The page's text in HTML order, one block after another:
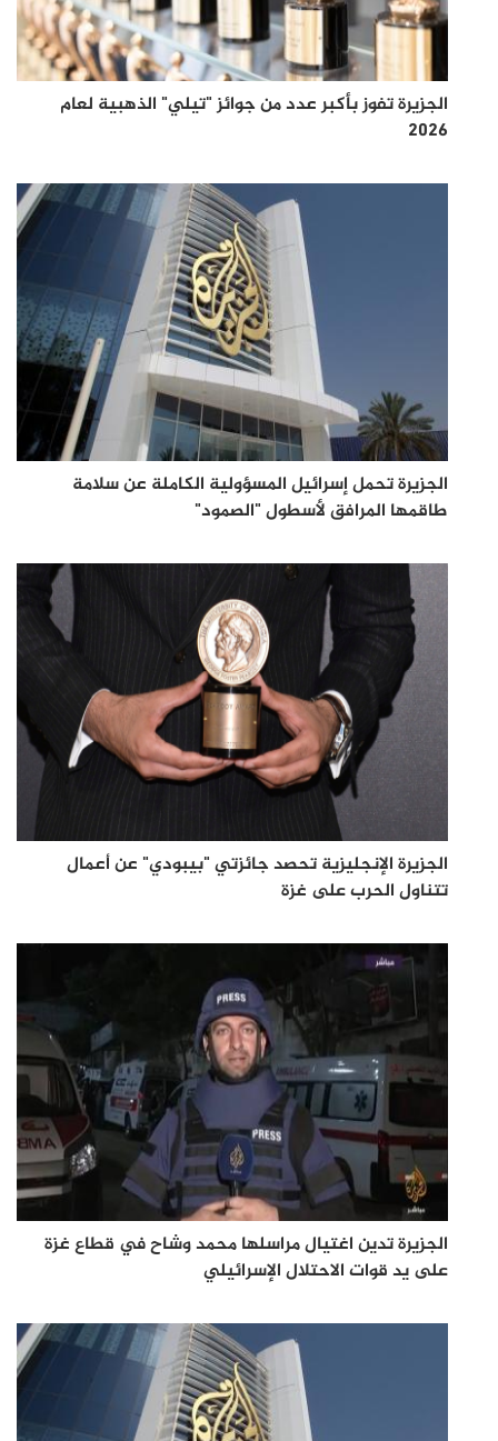
الجزيرة تفوز بأكبر عدد من جوائز "تيلي" الذهبية لعام
2026
الجزيرة تحمل إسرائيل المسؤولية الكاملة عن سلامة
طاقمها المرافق لأسطول "الصمود"
الجزيرة الإنجليزية تحصد جائزتي "بيبودي" عن أعمال
تتناول الحرب على غزة
الجزيرة تدين اغتيال مراسلها محمد وشاح في قطاع غزة
على يد قوات الاحتلال الإسرائيلي